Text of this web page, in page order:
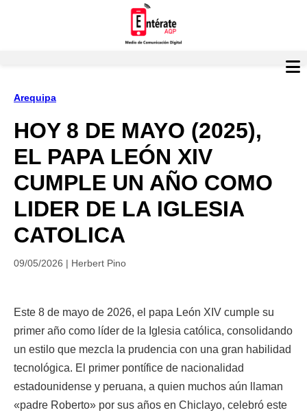
Arequipa
HOY 8 DE MAYO (2025),
EL PAPA LEÓN XIV
CUMPLE UN AÑO COMO
LIDER DE LA IGLESIA
CATOLICA
09/05/2026 | Herbert Pino
Este 8 de mayo de 2026, el papa León XIV cumple su
primer año como líder de la Iglesia católica, consolidando
un estilo que mezcla la prudencia con una gran habilidad
tecnológica. El primer pontífice de nacionalidad
estadounidense y peruana, a quien muchos aún llaman
«padre Roberto» por sus años en Chiclayo, celebró este